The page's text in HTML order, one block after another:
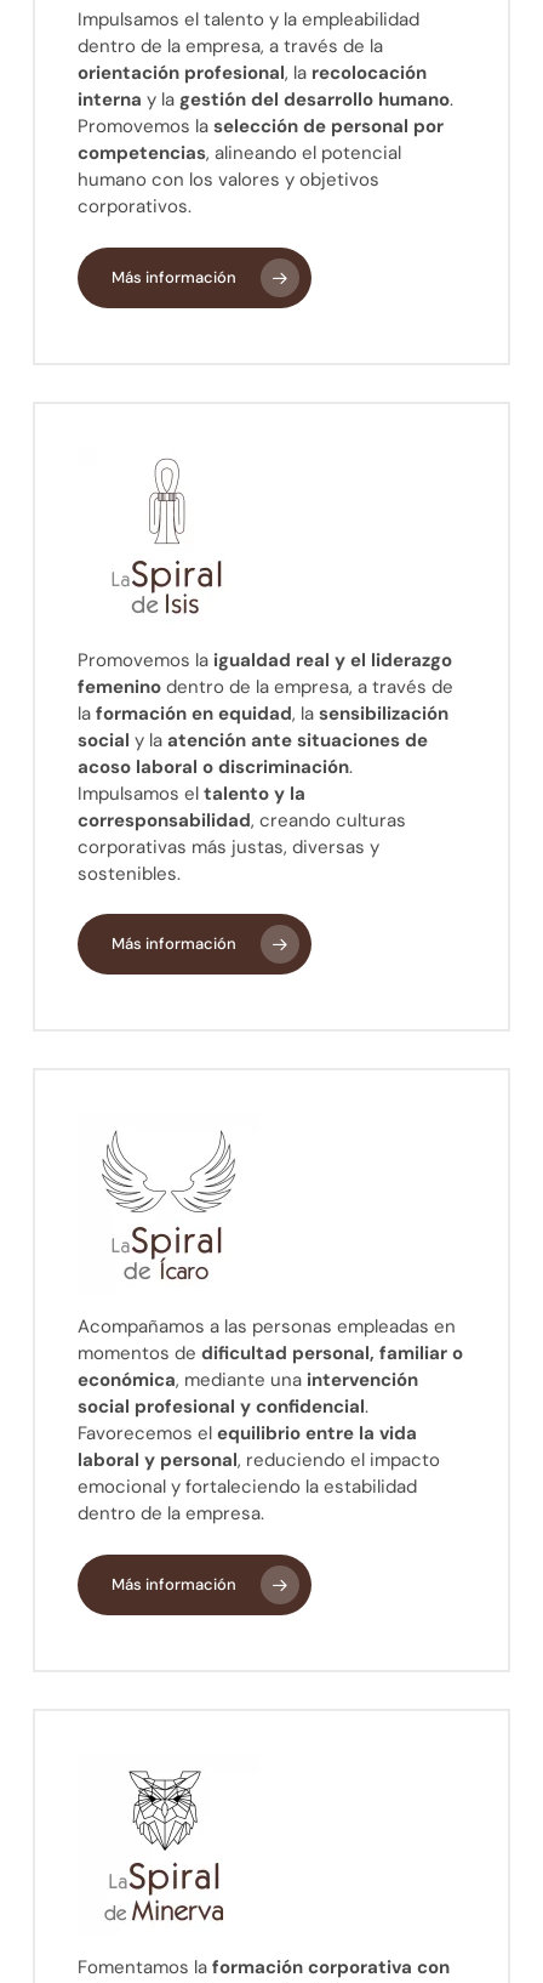
Impulsamos el talento y la empleabilidad
dentro de la empresa, a través de la
orientación profesional, la recolocación
interna y lagestión del desarrollo humano.
Promovemos laselección de personal por
competencias, alineando el potencial
humano con los valores y objetivos
corporativos.
Más información
Promovemos la igualdad real y el liderazgo
femenino dentro de la empresa, a través de
laformación en equidad, lasensibilización
social y laatención ante situaciones de
acoso laboral o discriminación.
Impulsamos eltalento y la
corresponsabilidad, creando culturas
corporativas más justas, diversas y
sostenibles.
Más información
Acompañamos a las personas empleadas en
momentos dedificultad personal, familiar o
económica, mediante una intervención
social profesional y confidencial.
Favorecemos elequilibrio entre la vida
laboral y personal, reduciendo el impacto
emocional y fortaleciendo la estabilidad
dentro de la empresa.
Más información
Fomentamos laformación corporativa con